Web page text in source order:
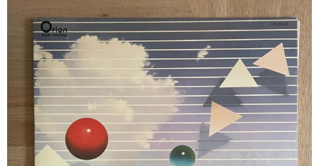
GGについて
買取について
取り置きなどについて
Categories
New Arrivals